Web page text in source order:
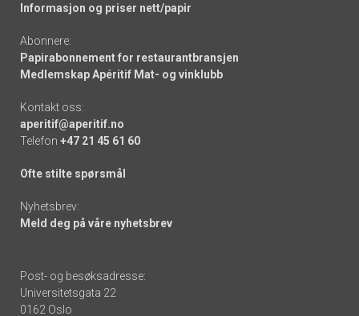
Informasjon og priser nett/papir
Abonnere:
Papirabonnement for restaurantbransjen
Medlemskap Apéritif Mat- og vinklubb
Kontakt oss:
aperitif@aperitif.no
Telefon +47 21 45 61 60
Ofte stilte spørsmål
Nyhetsbrev:
Meld deg på våre nyhetsbrev
Post- og besøksadresse:
Universitetsgata 22
0162 Oslo